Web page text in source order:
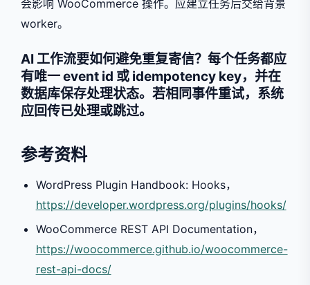
会影响 WooCommerce 操作。应建立任务后交给背景
worker。
AI 工作流要如何避免重复寄信？每个任务都应
有唯一 event id 或 idempotency key，并在
数据库保存处理状态。若相同事件重试，系统
应回传已处理或跳过。
参考资料
WordPress Plugin Handbook: Hooks，
https://developer.wordpress.org/plugins/hooks/
WooCommerce REST API Documentation，
https://woocommerce.github.io/woocommerce-
rest-api-docs/